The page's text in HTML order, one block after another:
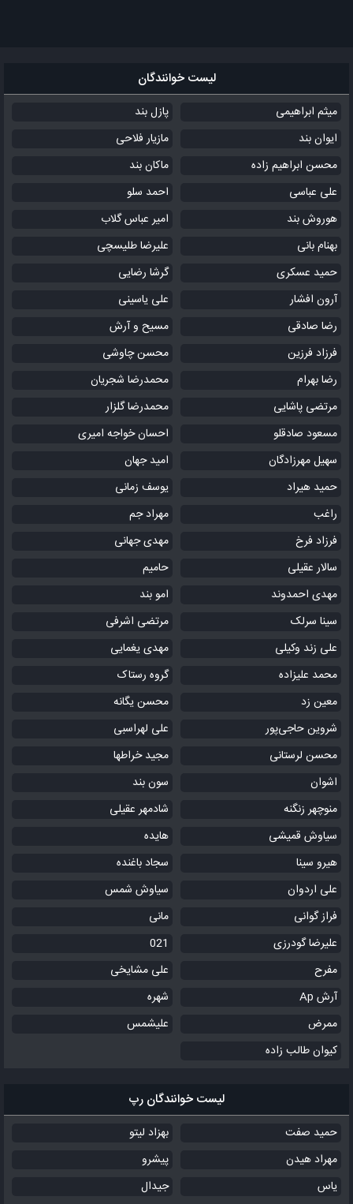
لیست خوانندگان
میثم ابراهیمی
پازل بند
ایوان بند
مازیار فلاحی
محسن ابراهیم زاده
ماکان بند
علی عباسی
احمد سلو
هوروش بند
امیر عباس گلاب
بهنام بانی
علیرضا طلیسچی
حمید عسکری
گرشا رضایی
آرون افشار
علی یاسینی
رضا صادقی
مسیح و آرش
فرزاد فرزین
محسن چاوشی
رضا بهرام
محمدرضا شجریان
مرتضی پاشایی
محمدرضا گلزار
مسعود صادقلو
احسان خواجه امیری
سهیل مهرزادگان
امید جهان
حمید هیراد
یوسف زمانی
راغب
مهراد جم
فرزاد فرخ
مهدی جهانی
سالار عقیلی
حامیم
مهدی احمدوند
امو بند
سینا سرلک
مرتضی اشرفی
علی زند وکیلی
مهدی یغمایی
محمد علیزاده
گروه رستاک
معین زد
محسن یگانه
شروین حاجی‌پور
علی لهراسبی
محسن لرستانی
مجید خراطها
اشوان
سون بند
منوچهر زنگنه
شادمهر عقیلی
سیاوش قمیشی
هایده
هیرو سینا
سجاد باغنده
علی اردوان
سیاوش شمس
فراز گوانی
مانی
علیرضا گودرزی
021
مفرح
علی مشایخی
آرش Ap
شهره
ممرض
علیشمس
کیوان طالب زاده
لیست خوانندگان رپ
حمید صفت
بهزاد لیتو
مهراد هیدن
پیشرو
یاس
جیدال